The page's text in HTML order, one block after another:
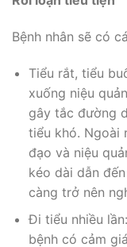
Bệnh nhân sẽ có
Tiểu rắt, tiểu
xuống niệu
gây tắc đường
tiểu khó. Ngoài
đạo và niệu
kéo dài dẫn
càng trở nên
Đi tiểu nhiều
bệnh có cảm